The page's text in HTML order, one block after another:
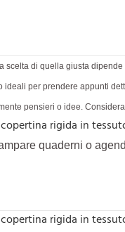
di quella giusta
ideali per prendere appunti
pensieri o idee.
quaderni o